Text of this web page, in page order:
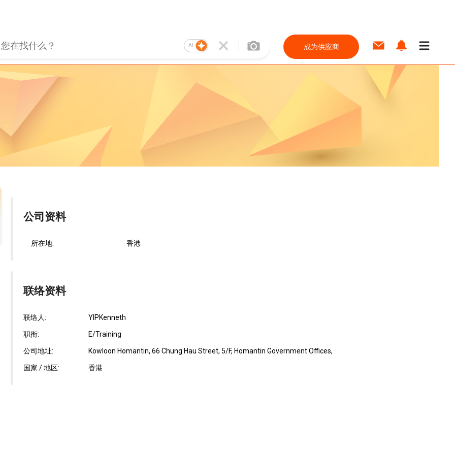
AI 成为供应商
公司资料
所在地: 香港
联络资料
联络人: YIPKenneth
职衔: E/Training
公司地址: Kowloon Homantin, 66 Chung Hau Street, 5/F, Homantin Government Offices,
国家 / 地区: 香港